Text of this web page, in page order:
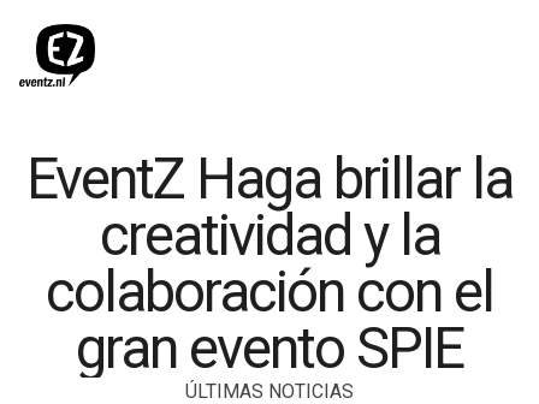
EventZ Haga brillar la
creatividad y la
colaboración con el
gran evento SPIE
ÚLTIMAS NOTICIAS